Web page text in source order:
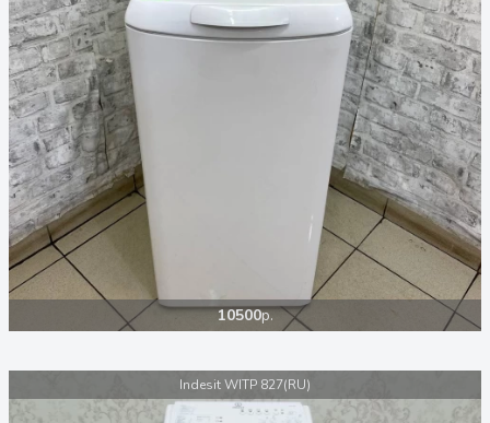
10500р.
Indesit WITP 827(RU)